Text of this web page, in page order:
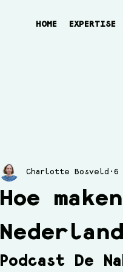
HOME EXPERTISE
Hoe
Charlotte Bosveld 6
Podcast De